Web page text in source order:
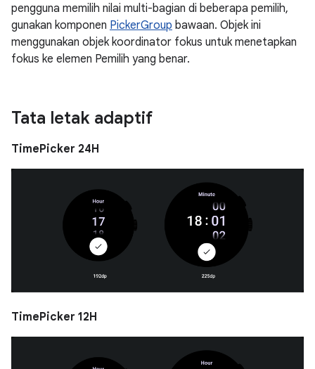
pengguna memilih nilai multi-bagian di beberapa pemilih,
gunakan komponen PickerGroup bawaan. Objek ini
menggunakan objek koordinator fokus untuk menetapkan
fokus ke elemen Pemilih yang benar.
Tata letak adaptif
TimePicker 24H
TimePicker 12H